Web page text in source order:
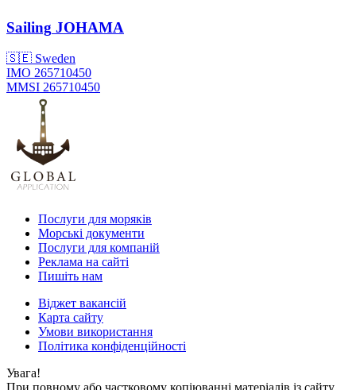
Sailing JOHAMA
🇸🇪 Sweden
IMO 265710450
MMSI 265710450
Послуги для моряків
Морські документи
Послуги для компаній
Реклама на сайті
Пишіть нам
Віджет вакансій
Карта сайту
Умови використання
Політика конфіденційності
Увага!
При повному або частковому копіюванні матеріалів із сайту